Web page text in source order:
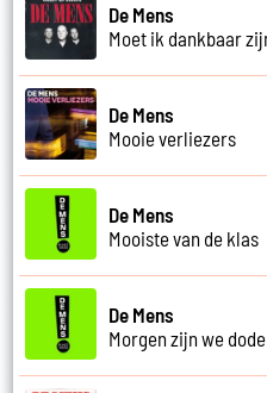
De Mens
Moet ik dankbaar
De Mens
Mooie verliezers
De Mens
Mooiste van de klas
De Mens
Morgen zijn we